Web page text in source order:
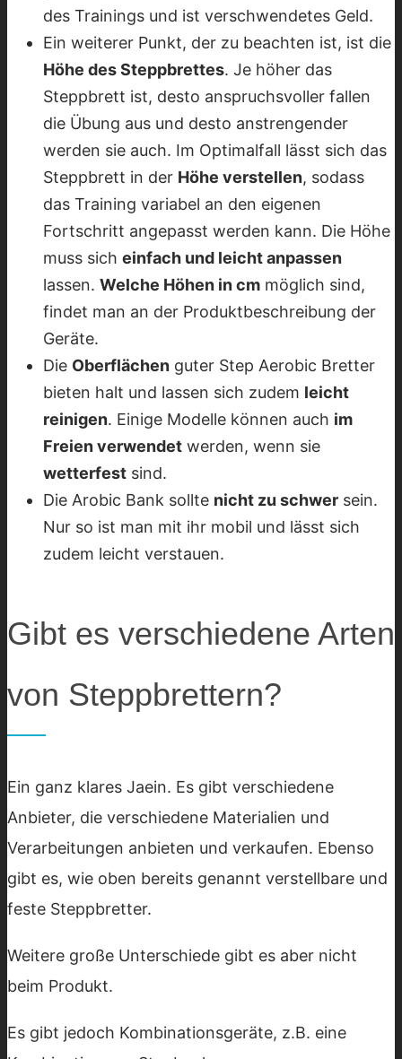
des Trainings und ist verschwendetes Geld.
Ein weiterer Punkt, der zu beachten ist, ist die
Höhe des Steppbrettes. Je höher das
Steppbrett ist, desto anspruchsvoller fallen
die Übung aus und desto anstrengender
werden sie auch. Im Optimalfall lässt sich das
Steppbrett in der Höhe verstellen, sodass
das Training variabel an den eigenen
Fortschritt angepasst werden kann. Die Höhe
muss sich einfach und leicht anpassen
lassen. Welche Höhen in cm möglich sind,
findet man an der Produktbeschreibung der
Geräte.
Die Oberflächen guter Step Aerobic Bretter
bieten halt und lassen sich zudem leicht
reinigen. Einige Modelle können auch im
Freien verwendet werden, wenn sie
wetterfest sind.
Die Arobic Bank sollte nicht zu schwer sein.
Nur so ist man mit ihr mobil und lässt sich
zudem leicht verstauen.
Gibt es verschiedene Arten
von Steppbrettern?
Ein ganz klares Jaein. Es gibt verschiedene
Anbieter, die verschiedene Materialien und
Verarbeitungen anbieten und verkaufen. Ebenso
gibt es, wie oben bereits genannt verstellbare und
feste Steppbretter.
Weitere große Unterschiede gibt es aber nicht
beim Produkt.
Es gibt jedoch Kombinationsgeräte, z.B. eine